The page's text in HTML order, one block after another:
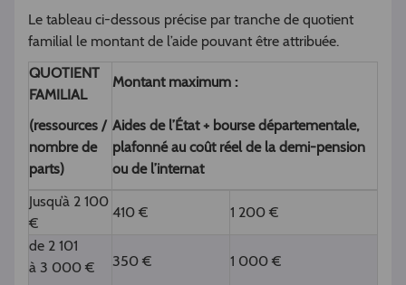
Le tableau ci-dessous précise par tranche de quotient
familial le montant de l’aide pouvant être attribuée.
QUOTIENT
FAMILIAL
(ressources /
nombre de
parts)
Montant maximum :
Aides de l’État + bourse départementale,
plafonné au coût réel de la demi-pension
ou de l’internat
Jusqu’à 2 100
€
410 €
1 200 €
de 2 101
à 3 000 €
350 € 1 000 €